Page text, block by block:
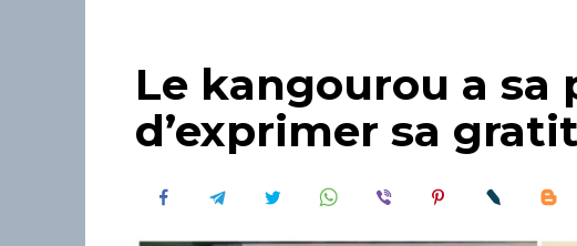
Le kangourou a sa
d’exprimer sa